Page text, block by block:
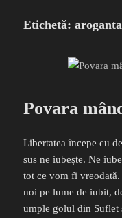
Etichetă:aroganta
Povara
Libertatea începe cu
sus ne iubește. Ne
tot ce vom fi
noi pe lume de iubit,
umple golul din Suflet